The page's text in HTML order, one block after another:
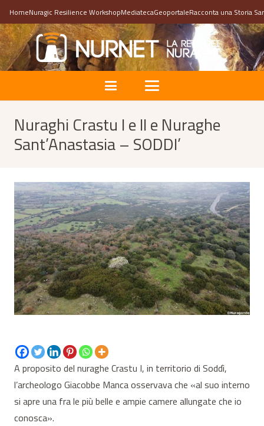
HomeNuragic Resilience WorkshopMediatecaGeoportaleRacconta una Storia
Nuraghi Crastu I e II e Nuraghe
Sant’Anastasia – SODDI’
A proposito del nuraghe Crastu I, in territorio di Soddì,
l’archeologo Giacobbe Manca osservava che «al suo interno
si apre una fra le più belle e ampie camere allungate che io
conosca».